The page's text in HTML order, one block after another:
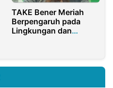
TAKE Bener Meriah
Berpengaruh pada
Lingkungan dan